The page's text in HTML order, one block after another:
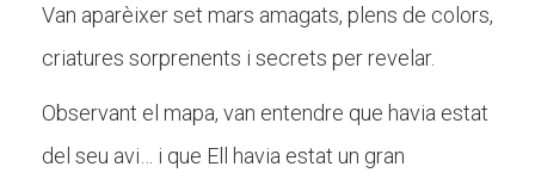
Van aparèixer set mars amagats, plens de colors,
criatures sorprenents i secrets per revelar.
Observant el mapa, van entendre que havia estat
del seu avi… i que Ell havia estat un gran
Proposta educativa
Notícies